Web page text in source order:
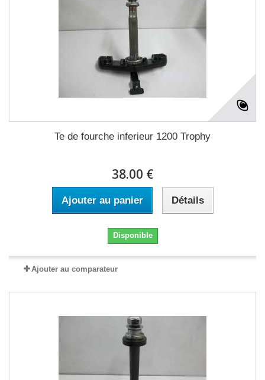
Te de fourche inferieur 1200 Trophy
38.00 €
Ajouter au panier Détails
Disponible
Ajouter au comparateur